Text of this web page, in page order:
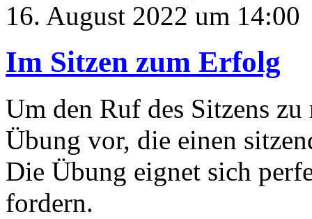
16. August 2022 um 14:00
Im Sitzen zum Erfolg
Um den Ruf des Sitzens
Übung vor, die einen
Die Übung eignet sich
fordern.